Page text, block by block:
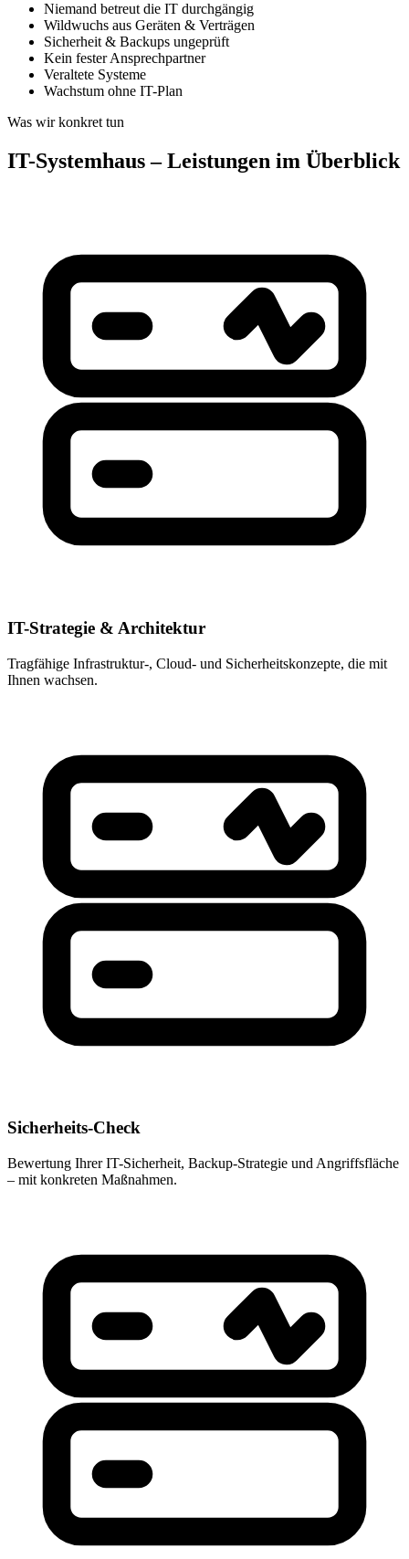
Niemand betreut die IT durchgängig
Wildwuchs aus Geräten & Verträgen
Sicherheit & Backups ungeprüft
Kein fester Ansprechpartner
Veraltete Systeme
Wachstum ohne IT-Plan
Was wir konkret tun
IT-Systemhaus – Leistungen im Überblick
IT-Strategie & Architektur
Tragfähige Infrastruktur-, Cloud- und Sicherheitskonzepte, die mit
Ihnen wachsen.
Sicherheits-Check
Bewertung Ihrer IT-Sicherheit, Backup-Strategie und Angriffsfläche
– mit konkreten Maßnahmen.